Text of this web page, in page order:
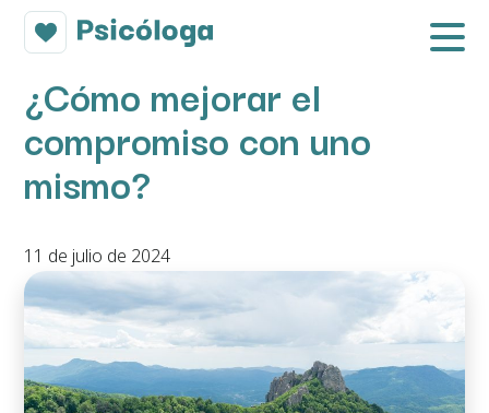
¿Cómo mejorar el
compromiso con uno
mismo?
11 de julio de 2024